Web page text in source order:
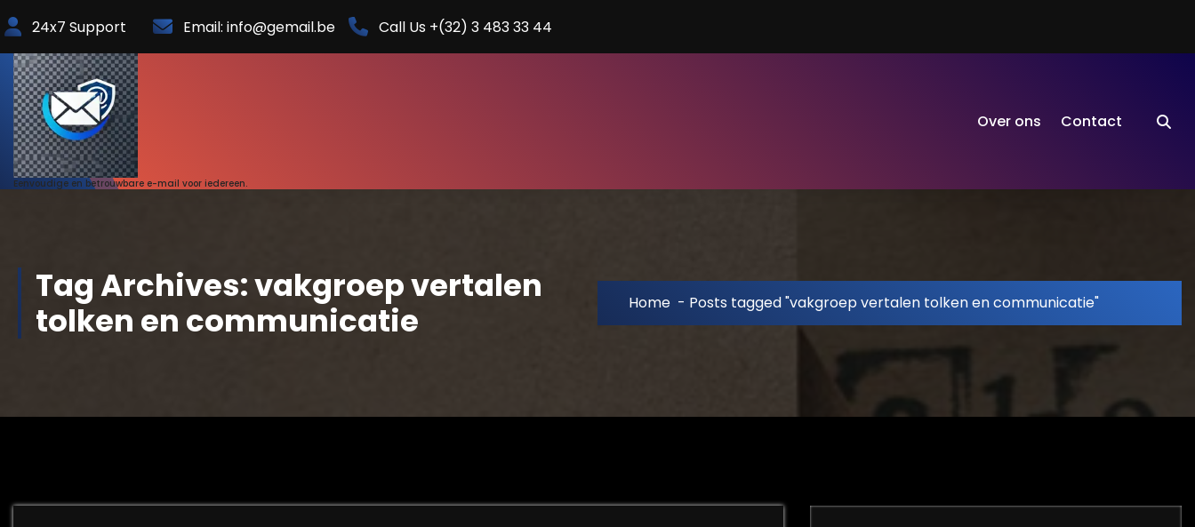
to
Content
24x7 Support Email: info@gemail.be Call Us +(32) 3 483 33 44
Eenvoudige en betrouwbare e-mail voor iedereen.
Over ons Contact
Tag Archives: vakgroep vertalen
tolken en communicatie
Home - Posts tagged "vakgroep vertalen tolken en communicatie"